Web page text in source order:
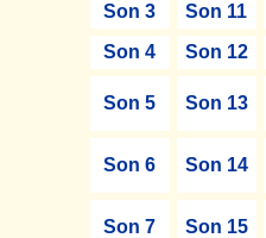
Son 3
Son 11
Son 4
Son 12
Son 5 Son 13
Son 6 Son 14
Son 7 Son 15